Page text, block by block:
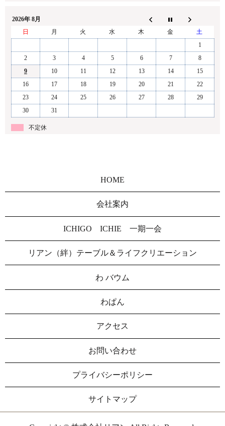
2026年 8月
日
月 火 水 木 金
土
1
2
3 4 5 6 7
8
9
10 11 12 13 14
15
16
17 18 19 20 21
22
23
24 25 26 27 28
29
30
31
不定休
HOME
会社案内
ICHIGO ICHIE 一期一会
リアン（絆）テーブル＆ライフクリエーション
わ バウム
わぱん
アクセス
お問い合わせ
プライバシーポリシー
サイトマップ